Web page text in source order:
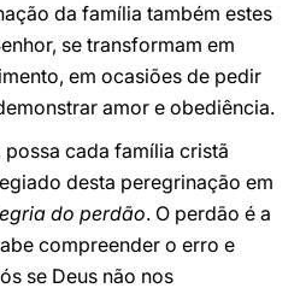
da família também estes
se transformam em
em ocasiões de pedir
amor e obediência.
cada família cristã
desta peregrinação em
do perdão. O perdão é a
compreender o erro e
se Deus não nos